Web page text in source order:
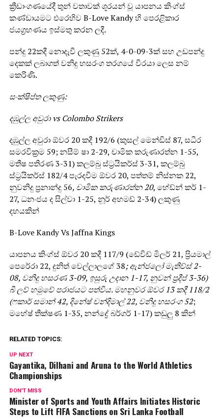
ක්‍රීඩාංගණයේදී තුන් වතාවක් ශූරයන් වූ යාපනය කිංග්ස්
කණ්ඩායමට එරෙහිව B-Love Kandy හි පෙරළිකාර
ජයග්‍රහණය ඉස්මතු කරන ලදී.
පන්දු 22කදී නොදැවී ලකුණු 52ක්, 4-0-09-3ක් සහ උඩපන්දු
දෙකක් ලබාගත් වනිදු හසරංග තරගයේ වීරයා ලෙස නම්
කෙරිණි.
සංක්ෂිප්ත ලකුණු:
දඹුල්ල අවුරා vs Colombo Strikers
දඹුල්ල අවුරා ඕවර 20 කදී 192/6 (කුසල් මෙන්ඩිස් 87, සධීර
සමරවික්‍රම 59; නසීම් ෂා 2-29, චාමික කරුණාරත්න 1-55,
මතීෂ පතිරණ 3-31) කලම්බු ස්ට්‍රයිකර්ස් 3-31, කලම්බු
ස්ට්‍රයිකර්ස් 182/4 පැරදවීම ඕවර 20, පත්තම් නිස්නක 22,
නුවනිදු ප්‍රනාන්දු 56, චාමික කරුණාරත්න 20, හේඩ්න් කර් 1-
27, ධනංජය ද සිල්වා 1-25, නූර් අහමඩ් 2-34) ලකුණු
දහයකින්
B-Love Kandy Vs Jaffna Kings
යාපනය කිංග්ස් ඕවර 20 කදී 117/9 (ඩේවිඩ් මිලර් 21, ප්‍රියමාල්
පෙරේරා 22, දුනිත් වෙල්ලාලගේ 38; ඇන්ජලෝ මැතිව්ස් 2-
08, වනිදු හසරණ 3-09, ඉසුරු උදාන 1-17, නුවන් ප්‍රදීප් 3-36)
බී ලව් හමුවේ පරාජයට පත්විය. මහනුවර ඕවර 13 කදී 118/2
(ෆකාර් සමාන් 42, දිනේෂ් චන්දිමාල් 22, වනිදු හසරංග 52;
මහේෂ් තීක්ෂණ 1-35, නන්ද්‍රේ බර්ගර් 1-17) කඩුලු 8 කින්
RELATED TOPICS:
UP NEXT
Gayantika, Dilhani and Aruna to the World Athletics
Championships
DON'T MISS
Minister of Sports and Youth Affairs Initiates Historic
Steps to Lift FIFA Sanctions on Sri Lanka Football